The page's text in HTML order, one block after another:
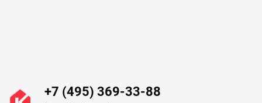
+7 (495) 369-33-88